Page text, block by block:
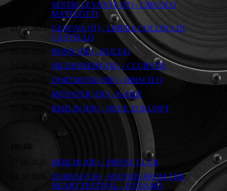
SESTRI LEVANTE (IT) - CIRCOLO
MATTEOTTI
21.06.2026
GENOVA (IT) - LIBERA COLLINA DI
CASTELLO
23.06.2026
BONN (DE) - KULT41
24.06.2026
HILDESHEIM (DE) - CLUBVEB
25.06.2026
DORTMUND (DE) - HIRSCH Q
26.06.2026
MÜNSTER (DE) - B-SIDE
BERLIN (DE) - NEUE ZUKUNFT
HUIR
17.10.2026 BERLIN (DE) - PRIVAT CLUB
24.10.2026
ZURICH (CH) - SOUNDS FROM THE
HEART FESTIVAL - DYNAMO